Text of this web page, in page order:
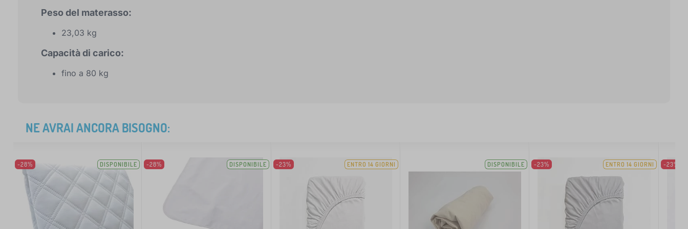
Peso del materasso:
23,03 kg
Capacità di carico:
fino a 80 kg
NE AVRAI ANCORA BISOGNO:
-28% DISPONIBILE -28% DISPONIBILE -23% ENTRO 14 GIORNI DISPONIBILE -23% ENTRO 14 GIORNI -23%